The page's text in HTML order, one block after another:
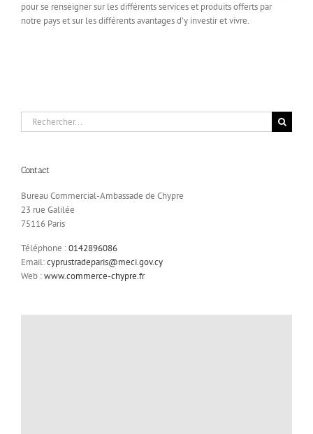
pour se renseigner sur les différents services et produits offerts par
notre pays et sur les différents avantages d’y investir et vivre.
Rechercher:
Contact
Bureau Commercial-Ambassade de Chypre
23 rue Galilée
75116 Paris
Téléphone :0142896086
Email:cyprustradeparis@meci.gov.cy
Web :www.commerce-chypre.fr